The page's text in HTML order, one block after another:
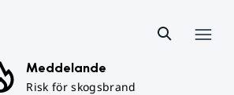
Meddelande
Risk för skogsbrand